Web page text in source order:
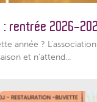
: rentrée 2026-
année ?
et n'attend...